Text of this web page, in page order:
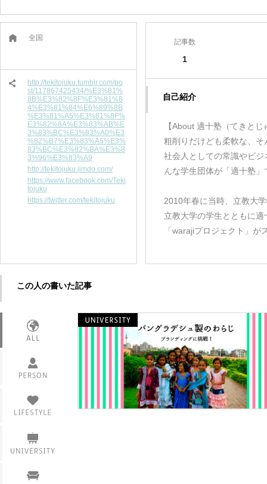
全国
http://tekitojuku.tumblr.com/po
st/117867425434/%E3%81%
8B%E3%82%8F%E3%81%8
4%E3%81%84%E6%89%8B
%E3%81%A5%E3%81%8F%
E3%82%8A%E3%83%AB%E
3%83%BC%E3%83%A0%E3
%82%B7%E3%83%A5%E3%
83%BC%E3%82%BA%E3%8
3%96%E3%83%A9
http://tekitojuku.jimdo.com/
https://www.facebook.com/Teki
tojuku
https://twitter.com/tekitojuku
記事数
1
自己紹介
【About 適十塾（てきとじ
粗削りだけども柔軟な、
社会人としての常識やビ
んな学生団体が「適十塾」
2010年春に当時、立教大
立教大学の学生とともに
「warajiプロジェクト」が
この人の書いた記事
インタビュー
衣
住
課題